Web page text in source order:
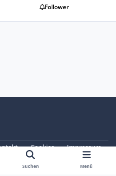
Follower
Cookies
Impressum
Powered by Invision Community
Suchen Menü